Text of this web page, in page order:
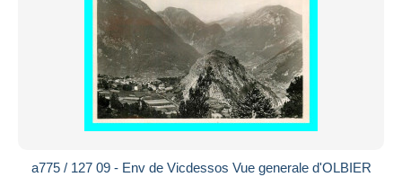
a775 / 127 09 - Env de Vicdessos Vue generale d'OLBIER